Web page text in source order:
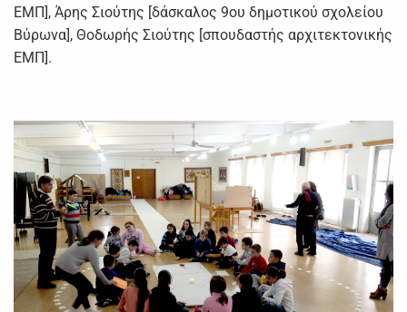
ΕΜΠ], Άρης Σιούτης [δάσκαλος 9ου δηµοτικού σχολείου
Βύρωνα], Θοδωρής Σιούτης [σπουδαστής αρχιτεκτονικής
ΕΜΠ].